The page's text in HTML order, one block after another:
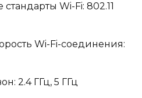
Wi-Fi: 802.11
Wi-Fi-соединения:
2.4 ГГц, 5 ГГц